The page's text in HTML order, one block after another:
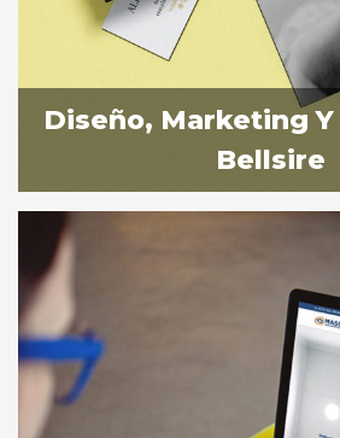
Romero 22,
Diseño, Marketing
Bellsire